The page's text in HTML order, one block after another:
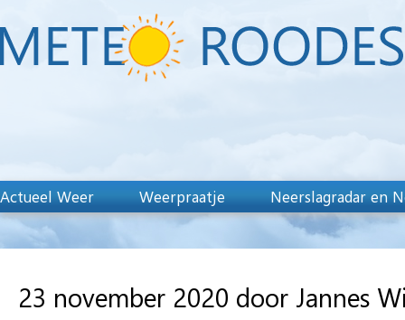
Actueel Weer Weerpraatje Neerslagradar en
23 november 2020 door Jannes